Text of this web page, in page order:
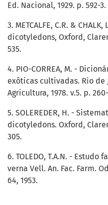
Ed. Nacional, 1929. p. 592-3.
3. METCALFE, C.R. &
dicotyledons, Oxford,
535.
4. PIO-CORREA, M. -
exôticas cultivadas. Rio de
Agricultura, 1978. v.5. p.
5. SOLEREDER, H. -
dicotyledons. Oxford,
305.
6. TOLEDO, T.A.N. -
verna Vell. An. Fac. Farm.
64, 1953.